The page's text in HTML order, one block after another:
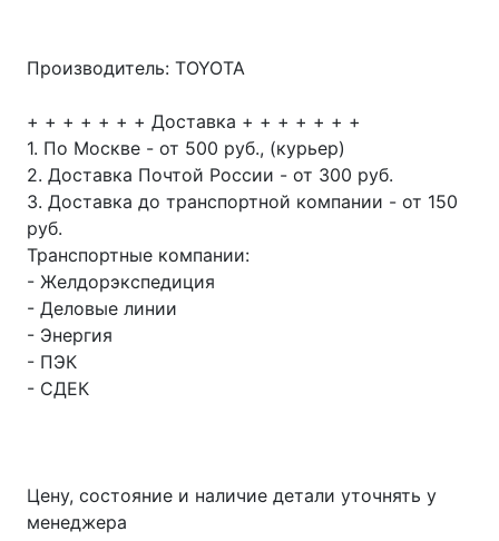
Производитель: TOYOTA
+ + + + + + + Доставка + + + + + + +
1. По Москве - от 500 руб., (курьер)
2. Доставка Почтой России - от 300 руб.
3. Доставка до транспортной компании - от 150
руб.
Транспортные компании:
- Желдорэкспедиция
- Деловые линии
- Энергия
- ПЭК
- СДЕК
Цену, состояние и наличие детали уточнять у
менеджера